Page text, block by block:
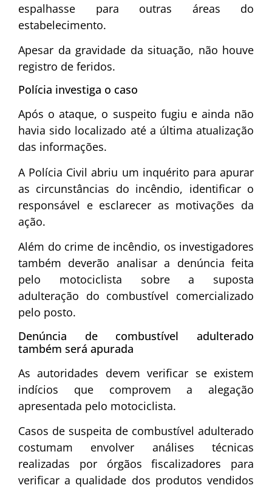
espalhasse para outras áreas do
estabelecimento.
Apesar da gravidade da situação, não houve
registro de feridos.
Polícia investiga o caso
Após o ataque, o suspeito fugiu e ainda não
havia sido localizado até a última atualização
das informações.
A Polícia Civil abriu um inquérito para apurar
as circunstâncias do incêndio, identificar o
responsável e esclarecer as motivações da
ação.
Além do crime de incêndio, os investigadores
também deverão analisar a denúncia feita
pelo motociclista sobre a suposta
adulteração do combustível comercializado
pelo posto.
Denúncia de combustível adulterado
também será apurada
As autoridades devem verificar se existem
indícios que comprovem a alegação
apresentada pelo motociclista.
Casos de suspeita de combustível adulterado
costumam envolver análises técnicas
realizadas por órgãos fiscalizadores para
verificar a qualidade dos produtos vendidos